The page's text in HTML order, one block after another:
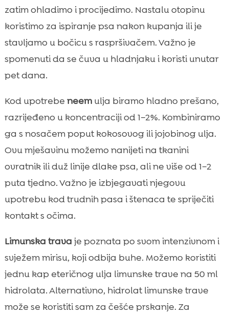
zatim ohladimo i procijedimo. Nastalu otopinu
koristimo za ispiranje psa nakon kupanja ili je
stavljamo u bočicu s raspršivačem. Važno je
spomenuti da se čuva u hladnjaku i koristi unutar
pet dana.
Kod upotrebe neemulja biramo hladno prešano,
razrijeđeno u koncentraciji od 1–2%. Kombiniramo
ga s nosačem poput kokosovog ili jojobinog ulja.
Ovu mješavinu možemo nanijeti na tkanini
ovratnik ili duž linije dlake psa, ali ne više od 1–2
puta tjedno. Važno je izbjegavati njegovu
upotrebu kod trudnih pasa i štenaca te spriječiti
kontakt s očima.
Limunska trava je poznata po svom intenzivnom i
svježem mirisu, koji odbija buhe. Možemo koristiti
jednu kap eteričnog ulja limunske trave na 50 ml
hidrolata. Alternativno, hidrolat limunske trave
može se koristiti sam za češće prskanje. Za